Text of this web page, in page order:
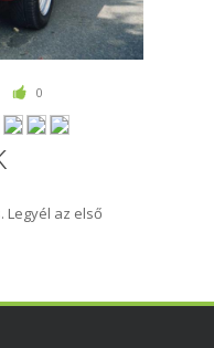
0
Legyél az első